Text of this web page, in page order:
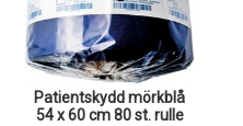
Patientskydd mörkblå
54 x 60 cm 80 st. rulle